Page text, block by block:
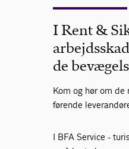
I Rent &
de
Kom og hør om de
førende
I BFA Service -